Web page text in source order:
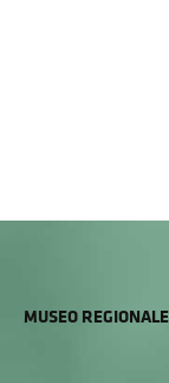
MUSEO